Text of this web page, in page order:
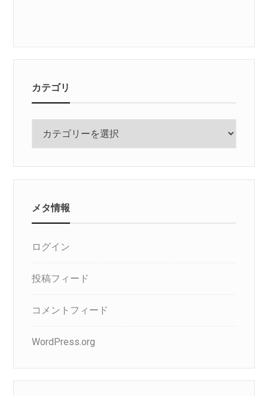
カテゴリ
メタ情報
ログイン
投稿フィード
コメントフィード
WordPress.org